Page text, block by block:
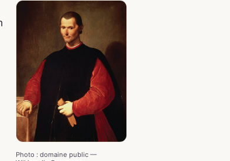
Photo : domaine public —